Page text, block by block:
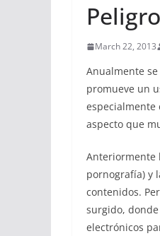
March 22, 2013
Anualmente
promueve un
especialmente
aspecto que
Anteriormente
pornografía) y
contenidos.
surgido,
electrónicos